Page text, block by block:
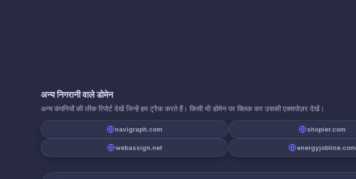
अन्य निगरानी वाले डोमेन
अन्य कंपनियों की लीक रिपोर्ट देखें जिन्हें हम ट्रैक करते हैं। किसी भी डोमेन पर क्लिक कर उसकी एक्सपोज़र देखें।
navigraph.com shopier.com
webassign.net energyjobline.com